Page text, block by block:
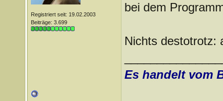
Registriert seit: 19.02.2003
Beiträge: 3.699
bei dem
Nichts destotrotz:
Es handelt vom